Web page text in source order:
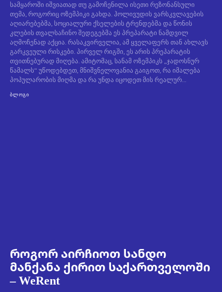
სამყაროში იშვიათად თუ გამოჩენილა ისეთი რეზონანსული
თემა, როგორიც ოზემპიკი გახდა. ჰოლივუდის ვარსკვლავების
აღიარებებმა, სოციალური ქსელების ტრენდებმა და წონის
კლების თვალსაჩინო შედეგებმა ეს პრეპარატი ნამდვილ
აღმოჩენად აქცია. რასაკვირველია, ამ ყველაფერს თან ახლავს
გარკვეული რისკები. პირველ რიგში, ეს არის პრეპარატის
თვითნებურად მიღება. ამიტომაც, სანამ ოზემპიკს „ჯადოსნურ
წამალს“ უწოდებდეთ, მნიშვნელოვანია გაიგოთ, რა იმალება
პოპულარობის მიღმა და რა უნდა იცოდეთ მის რეალურ...
ᲑᲚᲝᲒᲘ
როგორ აირჩიოთ სანდო
მანქანა ქირით საქართველოში
– WeRent